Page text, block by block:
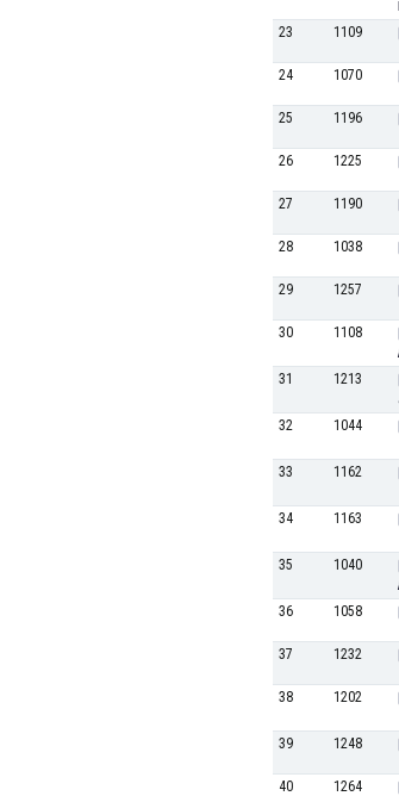
23 1109
24 1070
25 1196
26 1225
27 1190
28 1038
29 1257
30 1108
31 1213
32 1044
33 1162
34 1163
35 1040
36 1058
37 1232
38 1202
39 1248
40 1264